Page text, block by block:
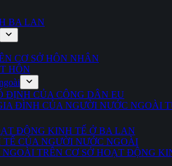
BA LAN
CƠ SỞ HÔN NHÂN
HÔN
ĐỊNH CỦA CÔNG DÂN EU
ĐÌNH CỦA NGƯỜI NƯỚC NGOÀI
ĐỘNG KINH TẾ Ở BA LAN
CỦA NGƯỜI NƯỚC NGOÀI
TRÊN CƠ SỞ HOẠT ĐỘNG